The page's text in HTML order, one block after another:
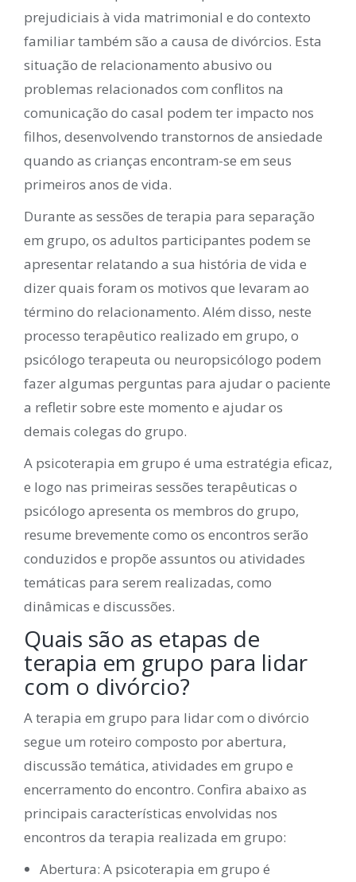
prejudiciais à vida matrimonial e do contexto
familiar também são a causa de divórcios. Esta
situação de relacionamento abusivo ou
problemas relacionados com conflitos na
comunicação do casal podem ter impacto nos
filhos, desenvolvendo transtornos de ansiedade
quando as crianças encontram-se em seus
primeiros anos de vida.
Durante as sessões de terapia para separação
em grupo, os adultos participantes podem se
apresentar relatando a sua história de vida e
dizer quais foram os motivos que levaram ao
término do relacionamento. Além disso, neste
processo terapêutico realizado em grupo, o
psicólogo terapeuta ou neuropsicólogo podem
fazer algumas perguntas para ajudar o paciente
a refletir sobre este momento e ajudar os
demais colegas do grupo.
A psicoterapia em grupo é uma estratégia eficaz,
e logo nas primeiras sessões terapêuticas o
psicólogo apresenta os membros do grupo,
resume brevemente como os encontros serão
conduzidos e propõe assuntos ou atividades
temáticas para serem realizadas, como
dinâmicas e discussões.
Quais são as etapas de
terapia em grupo para lidar
com o divórcio?
A terapia em grupo para lidar com o divórcio
segue um roteiro composto por abertura,
discussão temática, atividades em grupo e
encerramento do encontro. Confira abaixo as
principais características envolvidas nos
encontros da terapia realizada em grupo:
Abertura: A psicoterapia em grupo é